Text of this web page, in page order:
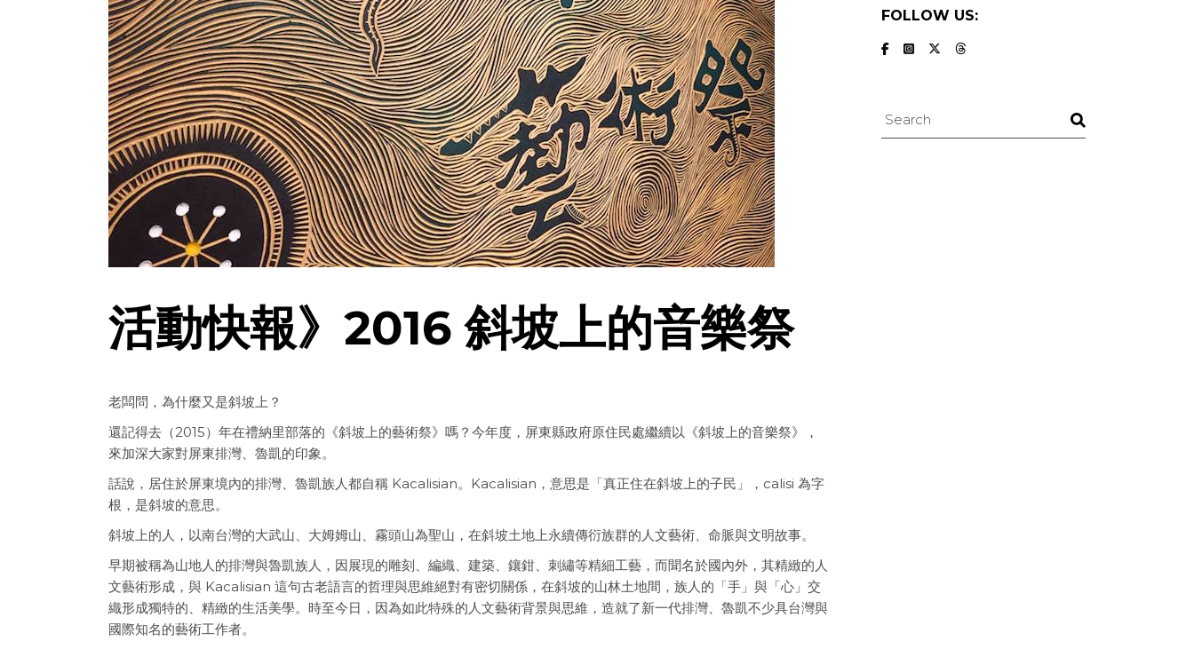
活動快報》2016 斜坡上的音樂祭
老闆問，為什麼又是斜坡上？
還記得去（2015）年在禮納里部落的《斜坡上的藝術祭》嗎？今年度，屏東縣政府原住民處繼續以《斜坡上的音樂祭》，
來加深大家對屏東排灣、魯凱的印象。
話說，居住於屏東境內的排灣、魯凱族人都自稱 Kacalisian。Kacalisian，意思是「真正住在斜坡上的子民」，calisi 為字
根，是斜坡的意思。
斜坡上的人，以南台灣的大武山、大姆姆山、霧頭山為聖山，在斜坡土地上永續傳衍族群的人文藝術、命脈與文明故事。
早期被稱為山地人的排灣與魯凱族人，因展現的雕刻、編織、建築、鑲鉗、刺繡等精細工藝，而聞名於國內外，其精緻的人
文藝術形成，與 Kacalisian 這句古老語言的哲理與思維絕對有密切關係，在斜坡的山林土地間，族人的「手」與「心」交
織形成獨特的、精緻的生活美學。時至今日，因為如此特殊的人文藝術背景與思維，造就了新一代排灣、魯凱不少具台灣與
國際知名的藝術工作者。
FOLLOW US:
Search